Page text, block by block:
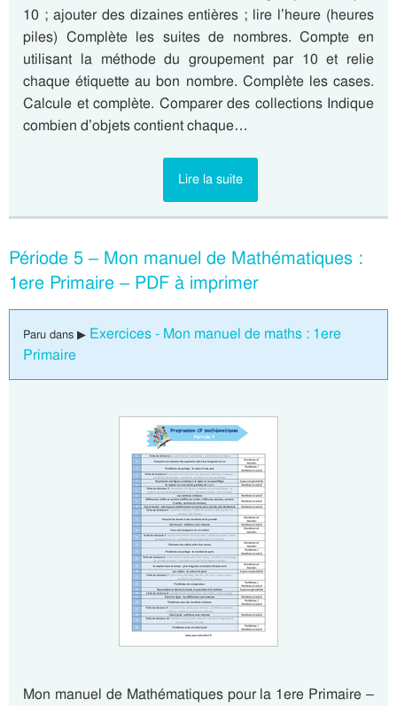
10 ; ajouter des dizaines entières ; lire l’heure (heures
piles) Complète les suites de nombres. Compte en
utilisant la méthode du groupement par 10 et relie
chaque étiquette au bon nombre. Complète les cases.
Calcule et complète. Comparer des collections Indique
combien d’objets contient chaque…
Lire la suite
Période 5 – Mon manuel de Mathématiques :
1ere Primaire – PDF à imprimer
Paru dans ▶ Exercices - Mon manuel de maths : 1ere
Primaire
Mon manuel de Mathématiques pour la 1ere Primaire –